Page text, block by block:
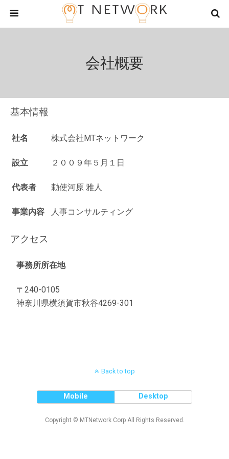
会社概要
基本情報
社名 株式会社MTネットワーク
設立 ２００９年５月１日
代表者 勅使河原 雅人
事業内容 人事コンサルティング
アクセス
事務所所在地
〒240-0105
神奈川県横須賀市秋谷4269-301
Back to top
Mobile Desktop
Copyright © MTNetwork Corp All Rights Reserved.